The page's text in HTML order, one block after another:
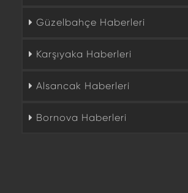
Güzelbahçe Haberleri
Karşıyaka Haberleri
Alsancak Haberleri
Bornova Haberleri